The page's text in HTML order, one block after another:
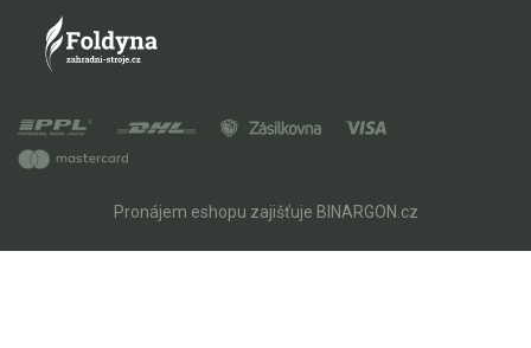
Pronájem eshopu zajišťuje BINARGON.cz